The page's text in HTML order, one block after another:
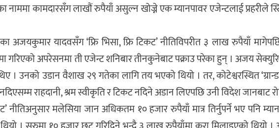
नाममा कामदारसँग लाखौं रुपैयाँ असुल्न खोज्ने एक म्यानपावर एजेन्टलाई प्रहरीले
अजयकुमार यादवसँग ‘फ्रि भिसा, फ्रि टिकट’ नीतिविपरीत ३ लाख रुपैयाँ
गरिएको अपरेसनमा ती एजेन्ट शनिबार तीनकुनेबाट पक्राउ परेका हुन् । अजय
। उनको उडान वैशाख २९ गतेका लागि तय भएको थियो । तर, कोटेश्वरस्थित
राहदानी, श्रम स्वीकृति र टिकट नदिने अडान लिएपछि उनी विदेश जानबाट
नीतिअनुसार मलेसिया जान अधिकतम १० हजार रुपैयाँ मात्र तिर्नुपर्ने भए पनि